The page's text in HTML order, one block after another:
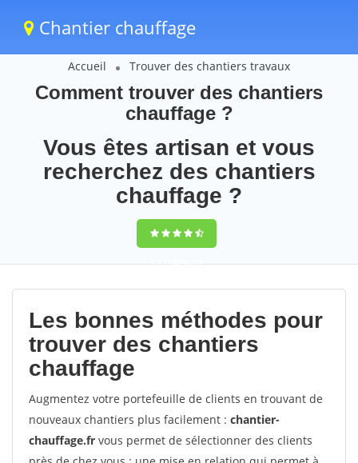
Chantier chauffage
Accueil Trouver des chantiers travaux
Comment trouver des chantiers
chauffage ?
Vous êtes artisan et vous
recherchez des chantiers
chauffage ?
9,5(100%)55
votes
Les bonnes méthodes pour
trouver des chantiers
chauffage
Augmentez votre portefeuille de clients en trouvant de
nouveaux chantiers plus facilement : chantier-
chauffage.fr vous permet de sélectionner des clients